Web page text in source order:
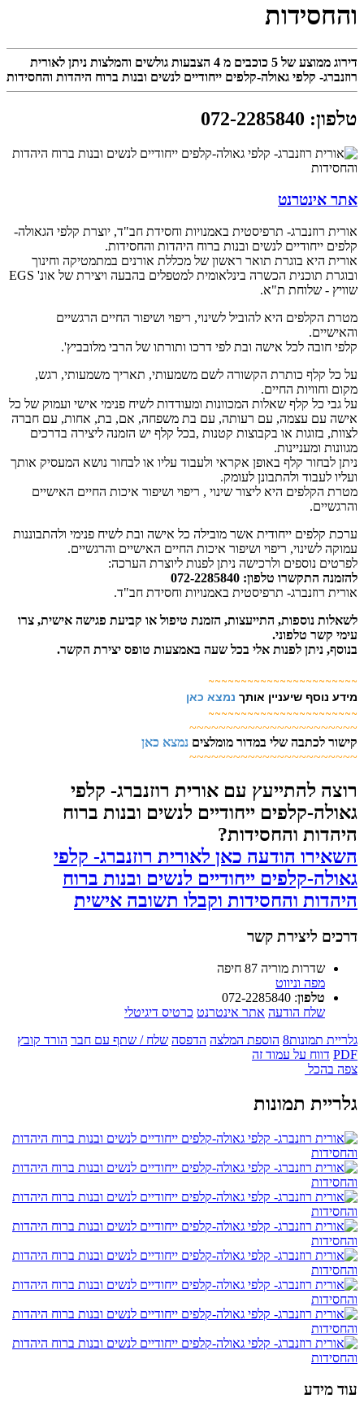
והחסידות
דירוג ממוצע של 5 כוכבים מ 4 הצבעות גולשים והמלצות ניתן לאורית
רוזנברג- קלפי גאולה-קלפים ייחודיים לנשים ובנות ברוח היהדות והחסידות
טלפון:
072-2285840
אתר אינטרנט
אורית רוזנברג- תרפיסטית באמנויות וחסידת חב"ד, יוצרת קלפי הגאולה-
קלפים ייחודיים לנשים ובנות ברוח היהדות והחסידות.
אורית היא בוגרת תואר ראשון של מכללת אורנים במתמטיקה וחינוך
ובוגרת תוכנית הכשרה בינלאומית למטפלים בהבעה ויצירת של אונ' EGS
שוויץ - שלוחת ת"א.
מטרת הקלפים היא להוביל לשינוי, ריפוי ושיפור החיים הרגשיים
והאישיים.
קלפי חובה לכל אישה ובת לפי דרכו ותורתו של הרבי מלובביץ'.
על כל קלף כותרת הקשורה לשם משמעותי, תאריך משמעותי, רגש,
מקום וחוויות החיים.
על גבי כל קלף שאלות המכוונות ומעודדות לשיח פנימי אישי ועמוק של כל
אישה עם עצמה, עם רעותה, עם בת משפחה, אם, בת, אחות, עם חברה
לצוות, בזוגות או בקבוצות קטנות ,בכל קלף יש הזמנה ליצירה בדרכים
מגוונות ומעניינות.
ניתן לבחור קלף באופן אקראי ולעבוד עליו או לבחור נושא המעסיק אותך
ועליו לעבוד ולהתבונן לעומק.
מטרת הקלפים היא ליצור שינוי , ריפוי ושיפור איכות החיים האישיים
והרגשיים.
ערכת קלפים ייחודית אשר מובילה כל אישה ובת לשיח פנימי ולהתבוננות
עמוקה לשינוי, ריפוי ושיפור איכות החיים האישיים והרגשיים.
לפרטים נוספים ולרכישה ניתן לפנות ליוצרת הערכה:
להזמנה התקשרו טלפון: 072-2285840
אורית רוזנברג- תרפיסטית באמנויות וחסידת חב"ד.
לשאלות נוספות, התייעצות, הזמנת טיפול או קביעת פגישה אישית, צרו
עימי קשר טלפוני.
בנוסף, ניתן לפנות אלי בכל שעה באמצעות טופס יצירת הקשר.
~~~~~~~~~~~~~~~~~~~~~~~
מידע נוסף שיעניין אותך נמצא כאן
~~~~~~~~~~~~~~~~~~~~~~~
~~~~~~~~~~~~~~~~~~~~~~~
קישור לכתבה שלי במדור מומלצים נמצא כאן
~~~~~~~~~~~~~~~~~~~~~~~
רוצה להתייעץ עם אורית רוזנברג- קלפי
גאולה-קלפים ייחודיים לנשים ובנות ברוח
היהדות והחסידות?
השאירו הודעה כאן לאורית רוזנברג- קלפי
גאולה-קלפים ייחודיים לנשים ובנות ברוח
היהדות והחסידות וקבלו תשובה אישית
דרכים ליצירת קשר
שדרות מוריה 87 חיפה
מפה וניווט
טלפון:
072-2285840
שלח הודעה אתר אינטרנט כרטיס דיגיטלי
גלריית תמונות8 הוספת המלצה הדפסה שלח / שתף עם חבר הורד קובץ
PDF דווח על עמוד זה
צפה בהכל
גלריית תמונות
עוד מידע